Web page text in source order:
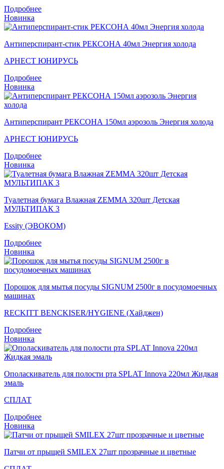
Подробнее
Новинка
Антиперспирант-стик РЕКСОНА 40мл Энергия холода
АРНЕСТ ЮНИРУСЬ
Подробнее
Новинка
Антиперспирант РЕКСОНА 150мл аэрозоль Энергия холода
АРНЕСТ ЮНИРУСЬ
Подробнее
Новинка
Туалетная бумага Влажная ZEMMA 320шт Детская
МУЛЬТИПАК 3
Essity (ЭВОКОМ)
Подробнее
Новинка
Порошок для мытья посуды SIGNUM 2500г в посудомоечных
машинах
RECKITT BENCKISER/HYGIENE (Хайджен)
Подробнее
Новинка
Ополаскиватель для полости рта SPLAT Innova 220мл Жидкая
эмаль
СПЛАТ
Подробнее
Новинка
Патчи от прыщей SMILEX 27шт прозрачные и цветные